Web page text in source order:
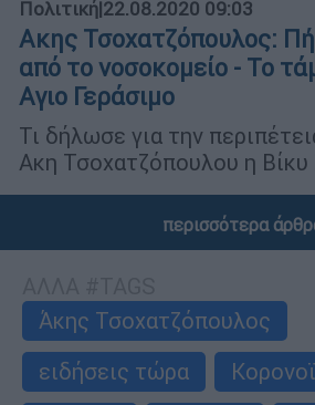
Πολιτική|22.08.2020 09:03
Ακης Τσοχατζόπουλος:
από το νοσοκομείο - Το
Αγιο Γεράσιμο
Τι δήλωσε για την
Ακη Τσοχατζόπουλου η Βίκυ
περισσότερα
Άκης Τσοχατζόπουλος
ειδήσεις τώρα